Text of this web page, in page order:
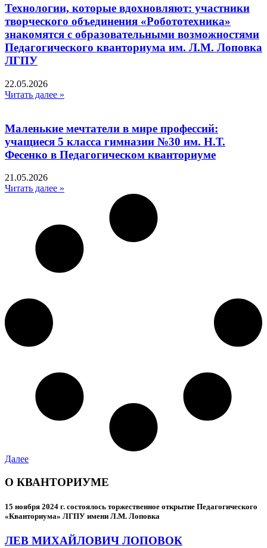
Технологии, которые вдохновляют: участники
творческого объединения «Робототехника»
знакомятся с образовательными возможностями
Педагогического кванториума им. Л.М. Лоповка
ЛГПУ
22.05.2026
Читать далее »
Маленькие мечтатели в мире профессий:
учащиеся 5 класса гимназии №30 им. Н.Т.
Фесенко в Педагогическом кванториуме
21.05.2026
Читать далее »
Далее
О КВАНТОРИУМЕ
15 ноября 2024 г. состоялось торжественное открытие Педагогического
«Кванториума» ЛГПУ имени Л.М. Лоповка
ЛЕВ МИХАЙЛОВИЧ ЛОПОВОК